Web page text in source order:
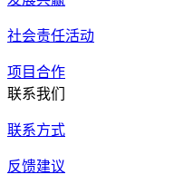
社会责任活动
项目合作
联系我们
联系方式
反馈建议